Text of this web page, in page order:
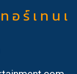
อ ร์ เ ท น เ